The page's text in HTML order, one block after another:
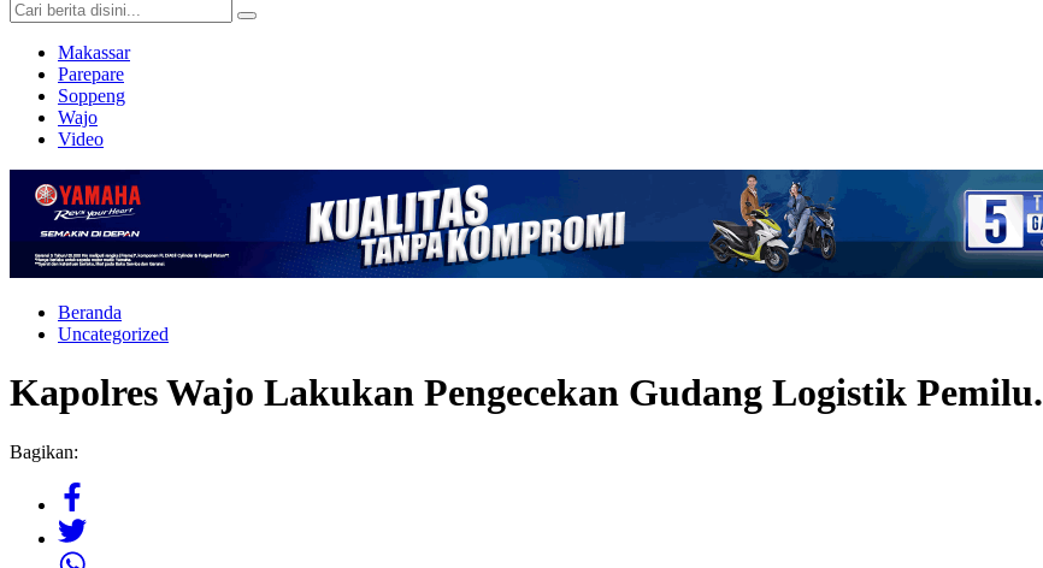
Makassar
Parepare
Soppeng
Wajo
Video
Beranda
Uncategorized
Kapolres Wajo Lakukan Pengecekan Gudang Logistik Pemilu.
Bagikan: